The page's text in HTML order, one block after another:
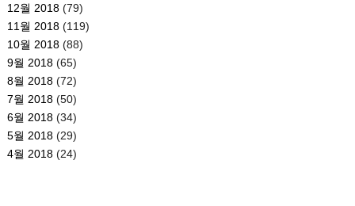
12월 2018(79)
11월 2018(119)
10월 2018(88)
9월 2018(65)
8월 2018(72)
7월 2018(50)
6월 2018(34)
5월 2018(29)
4월 2018(24)